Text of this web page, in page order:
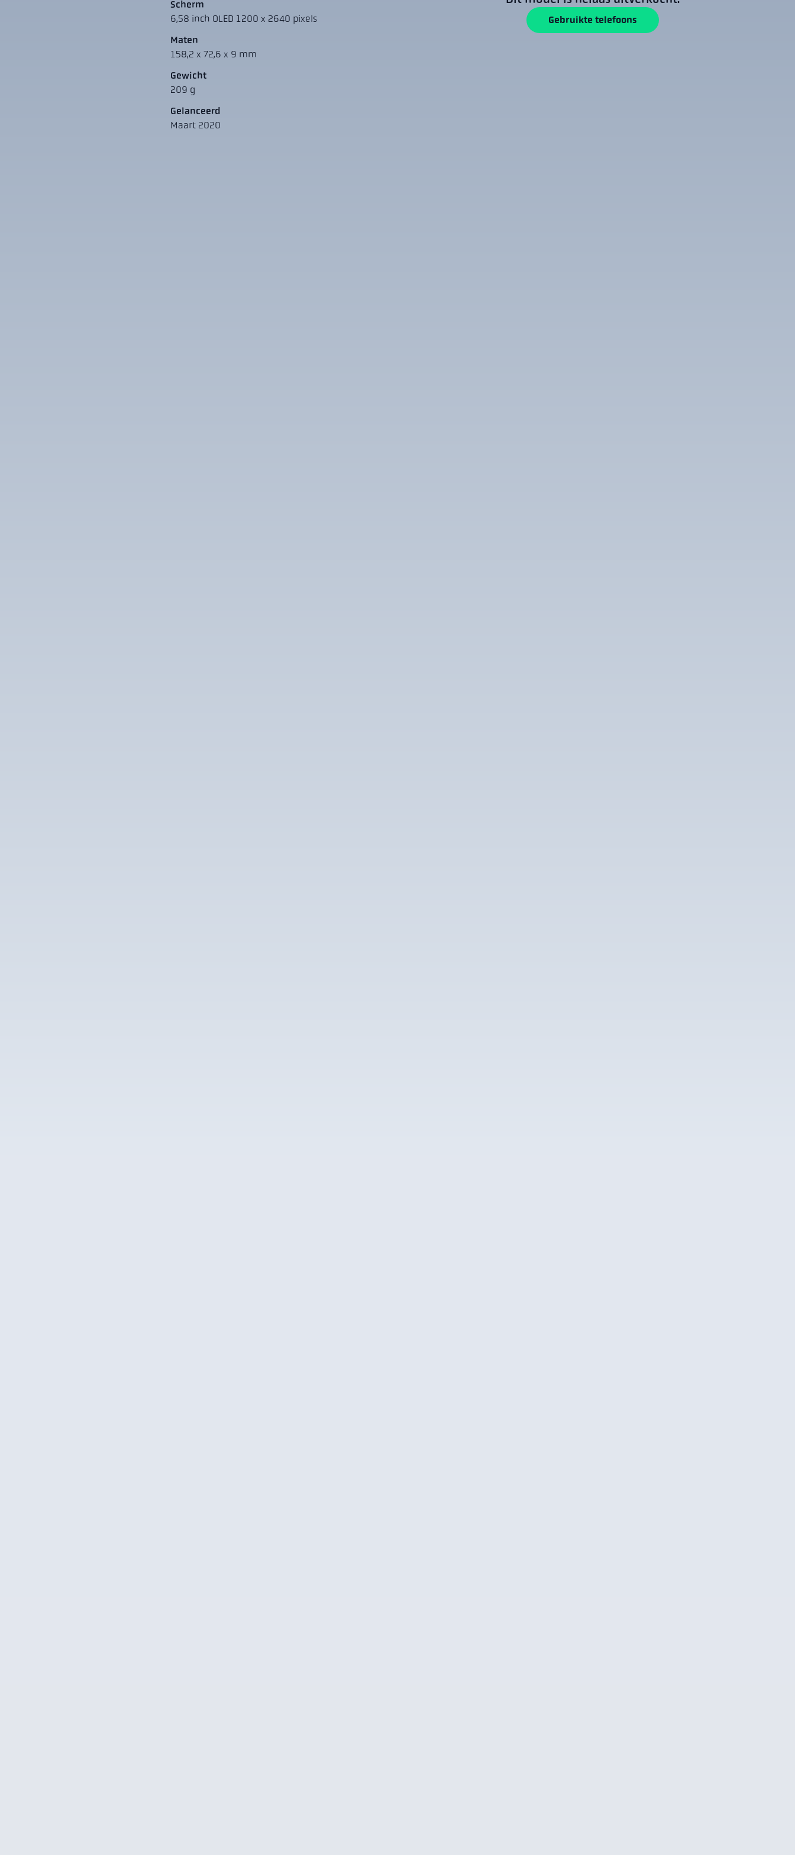
Scherm
6,58 inch OLED 1200 x 2640 pixels
Maten
158,2 x 72,6 x 9 mm
Gewicht
209 g
Gelanceerd
Maart 2020
Gebruikte telefoons